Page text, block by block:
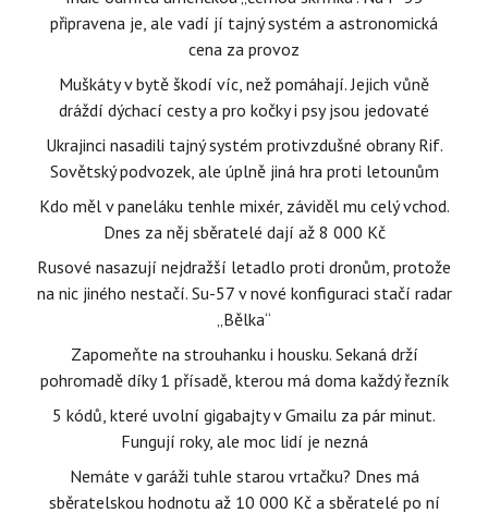
připravena je, ale vadí jí tajný systém a astronomická
cena za provoz
Muškáty v bytě škodí víc, než pomáhají. Jejich vůně
dráždí dýchací cesty a pro kočky i psy jsou jedovaté
Ukrajinci nasadili tajný systém protivzdušné obrany Rif.
Sovětský podvozek, ale úplně jiná hra proti letounům
Kdo měl v paneláku tenhle mixér, záviděl mu celý vchod.
Dnes za něj sběratelé dají až 8 000 Kč
Rusové nasazují nejdražší letadlo proti dronům, protože
na nic jiného nestačí. Su-57 v nové konfiguraci stačí radar
„Bělka“
Zapomeňte na strouhanku i housku. Sekaná drží
pohromadě díky 1 přísadě, kterou má doma každý řezník
5 kódů, které uvolní gigabajty v Gmailu za pár minut.
Fungují roky, ale moc lidí je nezná
Nemáte v garáži tuhle starou vrtačku? Dnes má
sběratelskou hodnotu až 10 000 Kč a sběratelé po ní